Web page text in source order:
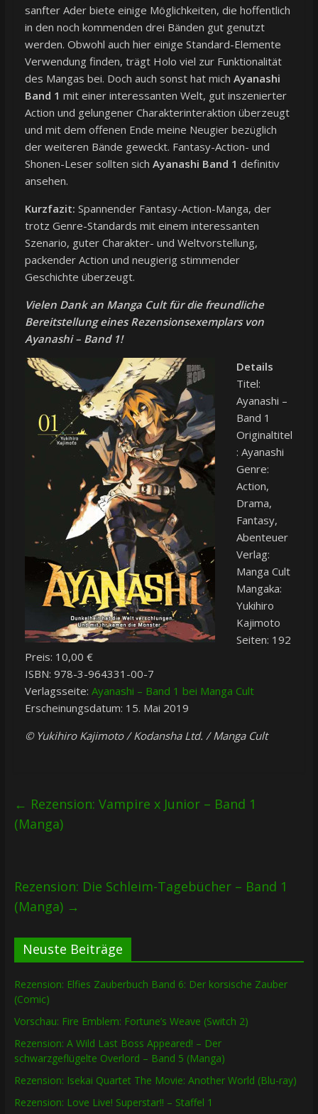
sanfter Ader biete einige Möglichkeiten, die hoffentlich
in den noch kommenden drei Bänden gut genutzt
werden. Obwohl auch hier einige Standard-Elemente
Verwendung finden, trägt Holo viel zur Funktionalität
des Mangas bei. Doch auch sonst hat mich Ayanashi
Band 1 mit einer interessanten Welt, gut inszenierter
Action und gelungener Charakterinteraktion überzeugt
und mit dem offenen Ende meine Neugier bezüglich
der weiteren Bände geweckt. Fantasy-Action- und
Shonen-Leser sollten sich Ayanashi Band 1 definitiv
ansehen.
Kurzfazit: Spannender Fantasy-Action-Manga, der
trotz Genre-Standards mit einem interessanten
Szenario, guter Charakter- und Weltvorstellung,
packender Action und neugierig stimmender
Geschichte überzeugt.
Vielen Dank anManga Cult für die freundliche
Bereitstellung eines Rezensionsexemplars von
Ayanashi – Band 1!
Details
Titel:
Ayanashi –
Band 1
Originaltitel
: Ayanashi
Genre:
Action,
Drama,
Fantasy,
Abenteuer
Verlag:
Manga Cult
Mangaka:
Yukihiro
Kajimoto
Seiten: 192
Preis: 10,00 €
ISBN: 978-3-964331-00-7
Verlagsseite: Ayanashi – Band 1 bei Manga Cult
Erscheinungsdatum: 15. Mai 2019
© Yukihiro Kajimoto / Kodansha Ltd. / Manga Cult
← Rezension: Vampire x Junior – Band 1
(Manga)
Rezension: Die Schleim-Tagebücher – Band 1
(Manga) →
Neuste Beiträge
Rezension: Elfies Zauberbuch Band 6: Der korsische Zauber
(Comic)
Vorschau: Fire Emblem: Fortune’s Weave (Switch 2)
Rezension: A Wild Last Boss Appeared! – Der
schwarzgeflügelte Overlord – Band 5 (Manga)
Rezension: Isekai Quartet The Movie: Another World (Blu-ray)
Rezension: Love Live! Superstar!! – Staffel 1